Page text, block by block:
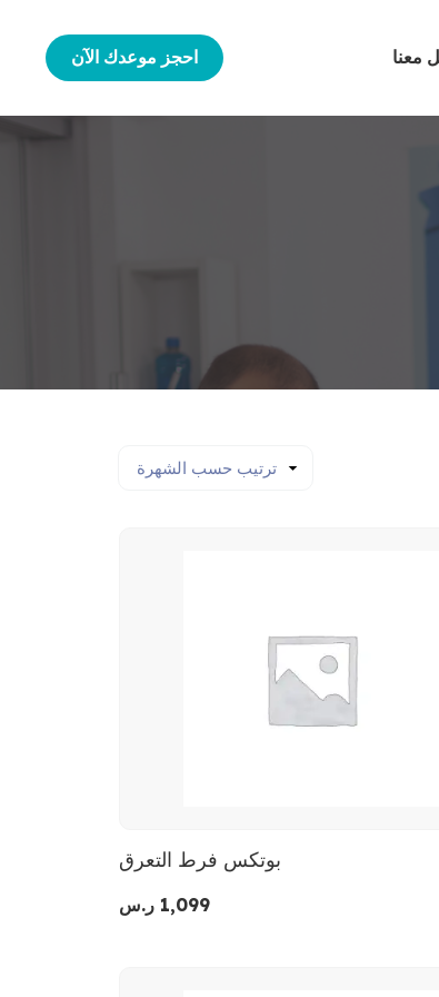
معنا احجز موعدك الآن
بوتكس فرط التعرق
1,099 ر.س